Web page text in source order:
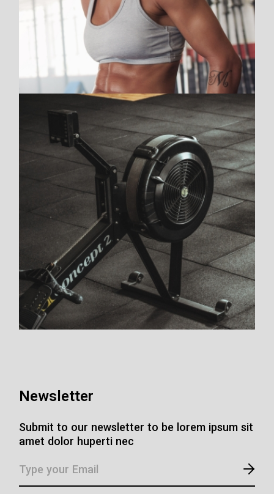
Newsletter
Submit to our newsletter to be lorem ipsum sit
amet dolor huperti nec